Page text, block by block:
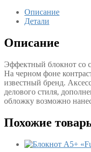
Описание
Детали
Описание
Эффектный блокнот со
На черном фоне
известный бренд.
делового стиля,
обложку возможно
Похожие